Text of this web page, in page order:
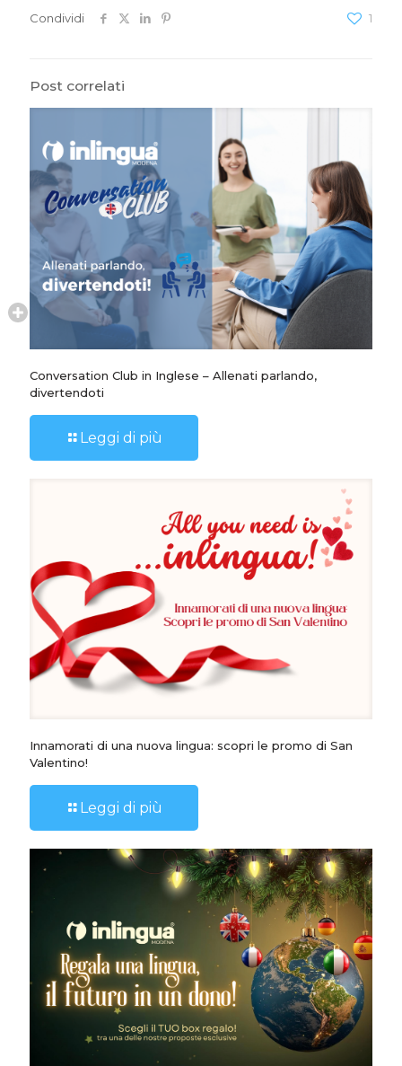
Condividi 1
Post correlati
Conversation Club in Inglese – Allenati parlando,
divertendoti
Leggi di più
Innamorati di una nuova lingua: scopri le promo di San
Valentino!
Leggi di più